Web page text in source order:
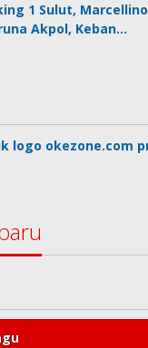
1 Sulut, Marcellino
Akpol, Keban…